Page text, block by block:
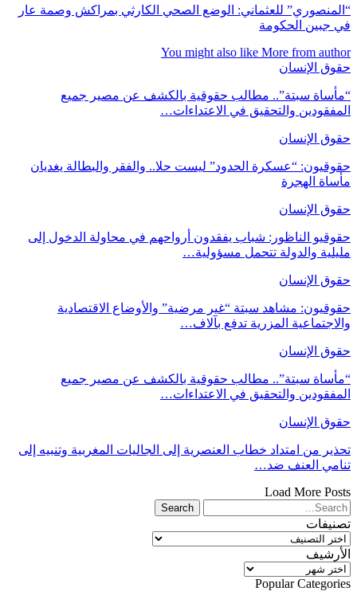
“المنصوري” للعثماني: الوضع الصحي الكارثي بمراكش وصمة عار
في جبين الحكومة
You might also like More from author
حقوق الإنسان
“مأساة سبتة”.. مطالب حقوقية بالكشف عن مصير جميع
المفقودين والتحقيق في الاعتداءات…
حقوق الإنسان
حقوقيون: “عسكرة الحدود” ليست حلا.. والفقر والبطالة يغديان
مأساة الهجرة
حقوق الإنسان
حقوقيو الناظور: شباب يفقدون أرواحهم في محاولة الدخول إلى
مليلية والدولة تتحمل مسؤولية…
حقوق الإنسان
حقوقيون: مشاهد سبتة “غير مرضية” والأوضاع الاقتصادية
والاجتماعية المزرية تدفع بآلاف…
حقوق الإنسان
“مأساة سبتة”.. مطالب حقوقية بالكشف عن مصير جميع
المفقودين والتحقيق في الاعتداءات…
حقوق الإنسان
تحذير من امتداد خطاب العنصرية إلى الجاليات المغربية وتنبيه إلى
تنامي العنف ضد…
Load More Posts
تصنيفات
تصنيفات
الأرشيف
الأرشيف
Popular Categories